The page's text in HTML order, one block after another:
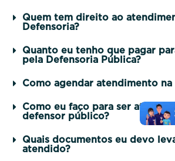
Quem tem direito ao
Defensoria?
Quanto eu tenho que pagar
pela Defensoria Pública?
Como agendar atendimento na
Como eu faço para ser
defensor público?
Quais documentos eu devo
atendido?